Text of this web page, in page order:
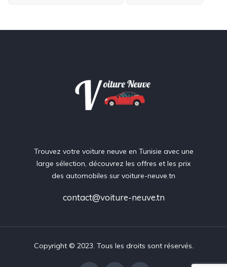
Trouvez votre voiture neuve en Tunisie avec une
large sélection, découvrez les offres et les prix
des automobiles sur voiture-neuve.tn
contact@voiture-neuve.tn
Copyright © 2023. Tous les droits sont réservés.